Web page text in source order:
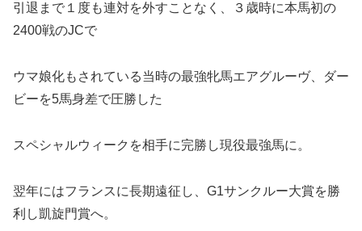
引退まで１度も連対を外すことなく、３歳時に本馬初の
2400戦のJCで
ウマ娘化もされている当時の最強牝馬エアグルーヴ、ダー
ビーを5馬身差で圧勝した
スペシャルウィークを相手に完勝し現役最強馬に。
翌年にはフランスに長期遠征し、G1サンクルー大賞を勝
利し凱旋門賞へ。